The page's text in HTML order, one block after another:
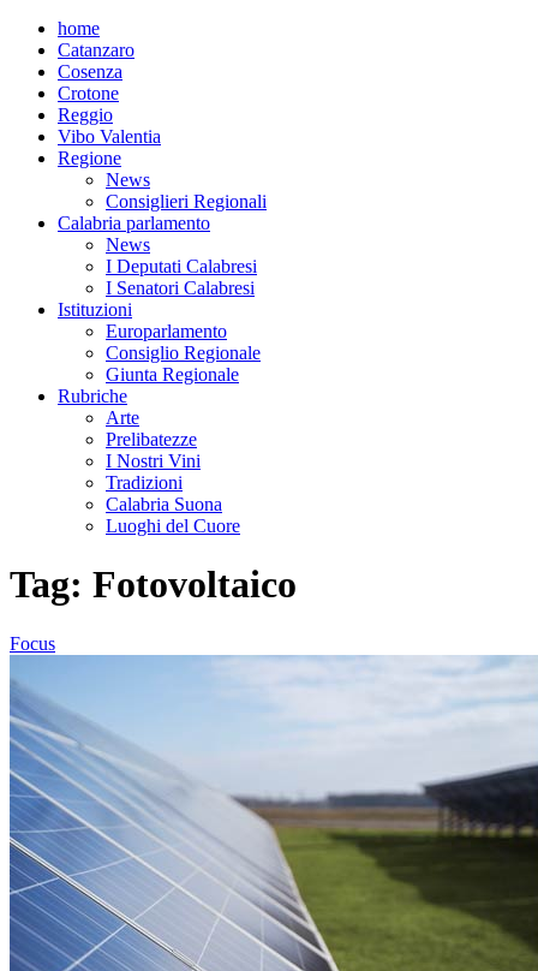
home
Catanzaro
Cosenza
Crotone
Reggio
Vibo Valentia
Regione
News
Consiglieri Regionali
Calabria parlamento
News
I Deputati Calabresi
I Senatori Calabresi
Istituzioni
Europarlamento
Consiglio Regionale
Giunta Regionale
Rubriche
Arte
Prelibatezze
I Nostri Vini
Tradizioni
Calabria Suona
Luoghi del Cuore
Tag: Fotovoltaico
Focus